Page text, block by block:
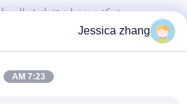
شركة دونغقوان عثمانوف
تواصل معنا
28 الصناعية الثانية ، ليو تشونغ وي
Jessica zhang
7:23 AM